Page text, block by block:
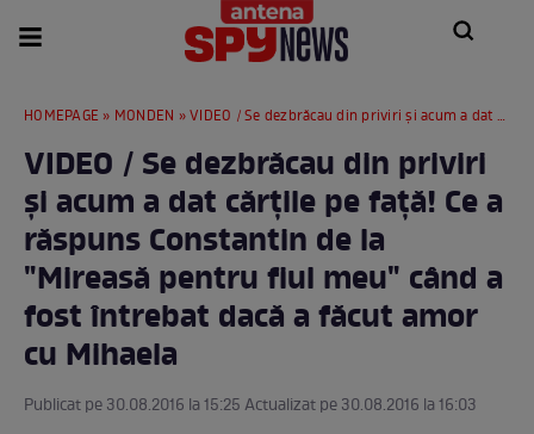
HOMEPAGE » MONDEN » VIDEO / Se dezbrăcau din priviri şi acum a dat cărţile pe faţă! Ce a răspuns Constantin de la "Mireasă pentru fiul meu" când a fost întrebat dacă a făcut amor cu Mihaela
VIDEO / Se dezbrăcau din priviri
şi acum a dat cărţile pe faţă! Ce a
răspuns Constantin de la
"Mireasă pentru fiul meu" când a
fost întrebat dacă a făcut amor
cu Mihaela
Publicat pe 30.08.2016 la 15:25 Actualizat pe 30.08.2016 la 16:03